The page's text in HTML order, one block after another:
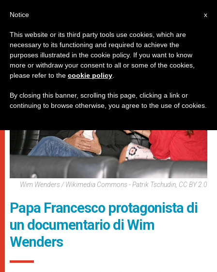
PAPI
Wim Wenders / Wikimedia Commons - Patrik Tschudin, CC BY 2.0
Papa Francesco protagonista di
un documentario di Wim
Wenders
x
Notice
This website or its third party tools use cookies, which are
necessary to its functioning and required to achieve the
purposes illustrated in the cookie policy. If you want to know
more or withdraw your consent to all or some of the cookies,
please refer to the cookie policy
By closing this banner, scrolling this page, clicking a link or
continuing to browse otherwise, you agree to the use of cookies.